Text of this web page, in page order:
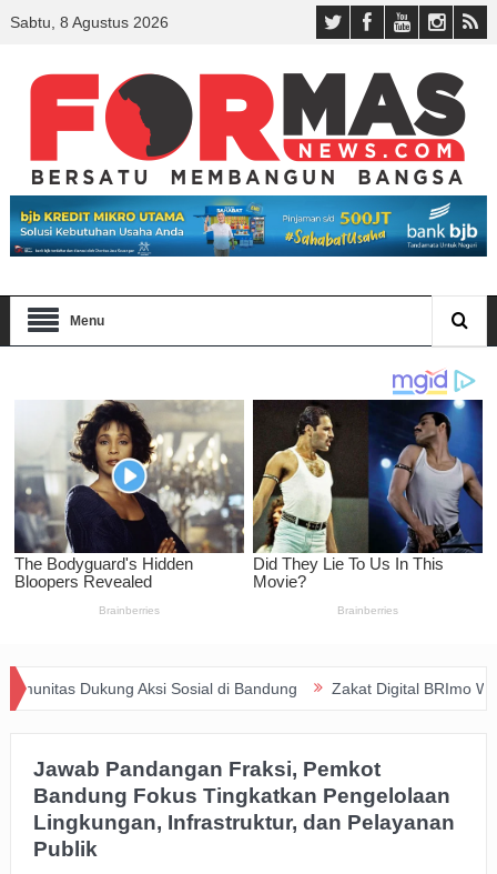
Sabtu, 8 Agustus 2026
Menu
Dukung Aksi Sosial di Bandung Zakat Digital BRImo
Jawab Pandangan Fraksi, Pemkot
Bandung Fokus Tingkatkan Pengelolaan
Lingkungan, Infrastruktur, dan Pelayanan
Publik